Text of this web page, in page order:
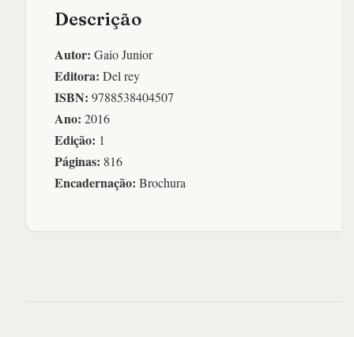
Descrição
Autor: Gaio Junior
Editora: Del rey
ISBN: 9788538404507
Ano: 2016
Edição: 1
Páginas: 816
Encadernação: Brochura